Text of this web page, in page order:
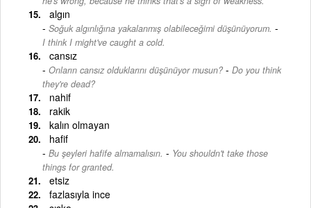
algın
Soğuk algınlığına yakalanmış olabileceğimi düşünüyorum. -
I think I might've caught a cold.
cansız
Onların cansız olduklarını düşünüyor musun? - Do you think
they're dead?
nahif
rakik
kalın olmayan
hafif
Bu şeyleri hafife almamalısın. - You shouldn't take those
things for granted.
etsiz
fazlasıyla ince